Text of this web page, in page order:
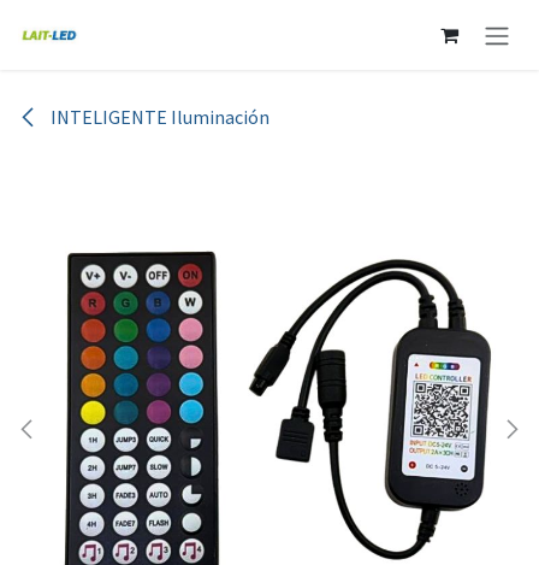
INTELIGENTE Iluminación